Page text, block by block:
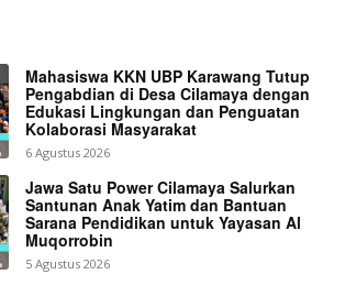
Mahasiswa KKN UBP Karawang Tutup
Pengabdian di Desa Cilamaya dengan
Edukasi Lingkungan dan Penguatan
Kolaborasi Masyarakat
6 Agustus 2026
Jawa Satu Power Cilamaya Salurkan
Santunan Anak Yatim dan Bantuan
Sarana Pendidikan untuk Yayasan Al
Muqorrobin
5 Agustus 2026